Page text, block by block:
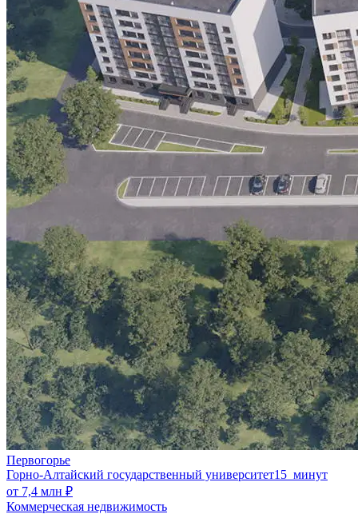
Первогорье
Горно-Алтайский государственный университет15 минут
от 7,4 млн ₽
Коммерческая недвижимость